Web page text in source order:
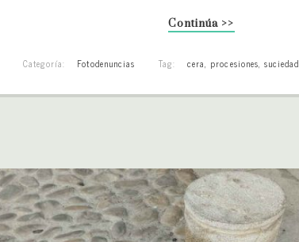
Continúa >>
Categoría: Fotodenuncias Tag: cera, procesiones, suciedad